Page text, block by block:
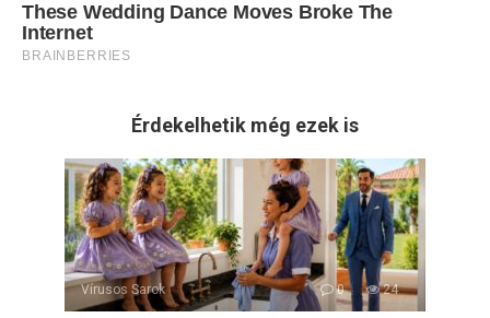
Érdekelhetik még ezek is
Vírusos Sarok 0 24